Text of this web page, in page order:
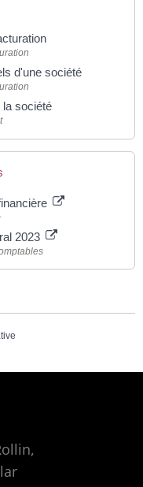
d'une société
la société
2023